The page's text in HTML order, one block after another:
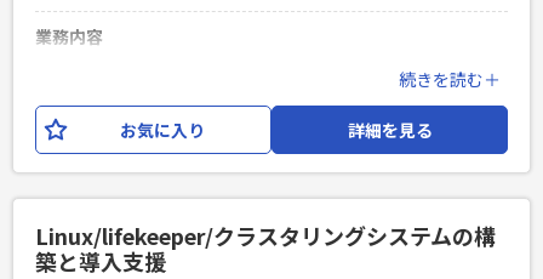
業務内容
必須スキル
・C++での開発経験（他言語での開発経験でも検討可）
PHPを用いたWebサービスの開発経験4年以上
Laravelを用いた開発経験1年以上
エンジニア複数人のチームでの開発経験
続きを読む＋
お気に入り 詳細を見る
Linux/lifekeeper/クラスタリングシステムの構
築と導入支援